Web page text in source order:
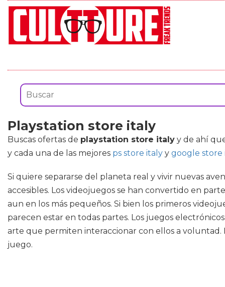
Playstation store italy
Buscas ofertas de playstation store italy y de ahí
y cada una de las mejores ps store italy y google store
Si quiere separarse del planeta real y vivir nuevas
accesibles. Los videojuegos se han convertido en
aun en los más pequeños. Si bien los primeros
parecen estar en todas partes. Los juegos
arte que permiten interaccionar con ellos a voluntad.
juego.